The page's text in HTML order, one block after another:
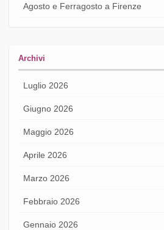
Agosto e Ferragosto a Firenze
Archivi
Luglio 2026
Giugno 2026
Maggio 2026
Aprile 2026
Marzo 2026
Febbraio 2026
Gennaio 2026